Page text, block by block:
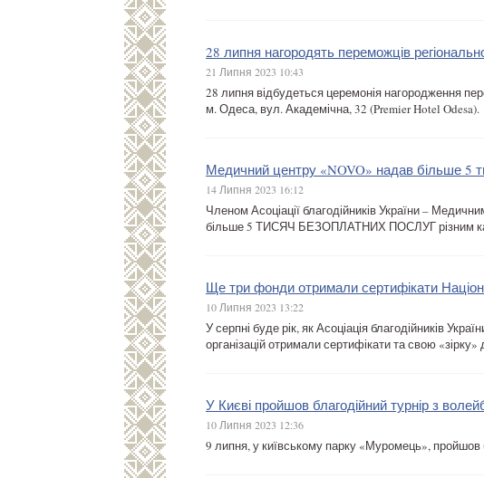
28 липня нагородять переможців
21 Липня 2023 10:43
28 липня відбудеться церемонія нагородження
м. Одеса, вул. Академічна, 32 (Premier Hotel Odesa).
Медичний центру «NOVO» надав більше 5
14 Липня 2023 16:12
Членом Асоціації благодійників України –
більше 5 ТИСЯЧ БЕЗОПЛАТНИХ ПОСЛУГ різним
Ще три фонди отримали сертифікати
10 Липня 2023 13:22
У серпні буде рік, як Асоціація благодійників
організацій отримали сертифікати та свою
У Києві пройшов благодійний турнір з
10 Липня 2023 12:36
9 липня, у київському парку «Муромець»,